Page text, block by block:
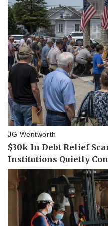
Doanh nghiệp
Doanh nghiệp 24h
Doanh nhân
Vì cộng đồng